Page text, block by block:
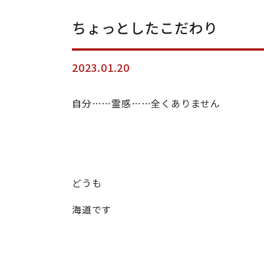
ちょっとしたこだわり
2023.01.20
自分……霊感……全くありません
どうも
海道です